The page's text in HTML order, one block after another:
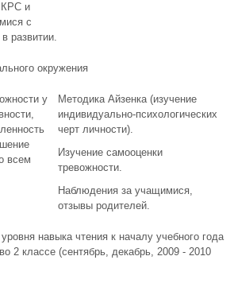
КРС и
с
развитии.
окружения
у
всем
Методика Айзенка (изучение
индивидуально-психологических
черт личности).
Изучение самооценки
тревожности.
Наблюдения за учащимися,
отзывы родителей.
навыка чтения к началу учебного года
2 классе (сентябрь, декабрь, 2009 - 2010